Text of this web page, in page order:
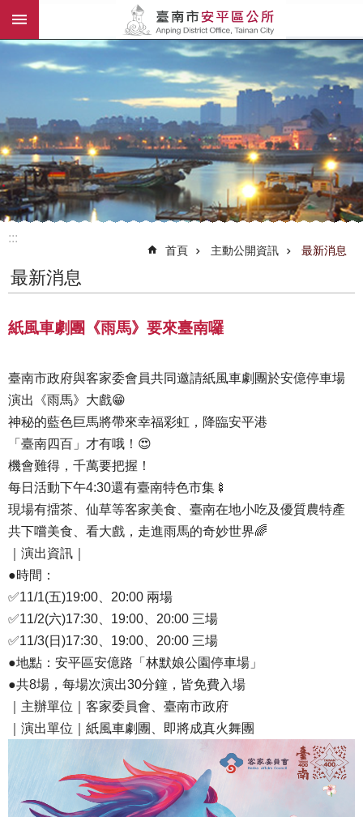
跳到主要內容區塊
:::
首頁 主動公開資訊 最新消息
最新消息
紙風車劇團《雨馬》要來臺南囉
臺南市政府與客家委會員共同邀請紙風車劇團於安億停車場
演出《雨馬》大戲😁
神秘的藍色巨馬將帶來幸福彩虹，降臨安平港
「臺南四百」才有哦！😍
機會難得，千萬要把握！
每日活動下午4:30還有臺南特色市集🍢
現場有擂茶、仙草等客家美食、臺南在地小吃及優質農特產
共下嚐美食、看大戲，走進雨馬的奇妙世界🌈
｜演出資訊｜
●時間：
✅11/1(五)19:00、20:00 兩場
✅11/2(六)17:30、19:00、20:00 三場
✅11/3(日)17:30、19:00、20:00 三場
●地點：安平區安億路「林默娘公園停車場」
●共8場，每場次演出30分鐘，皆免費入場
｜主辦單位｜客家委員會、臺南市政府
｜演出單位｜紙風車劇團、即將成真火舞團